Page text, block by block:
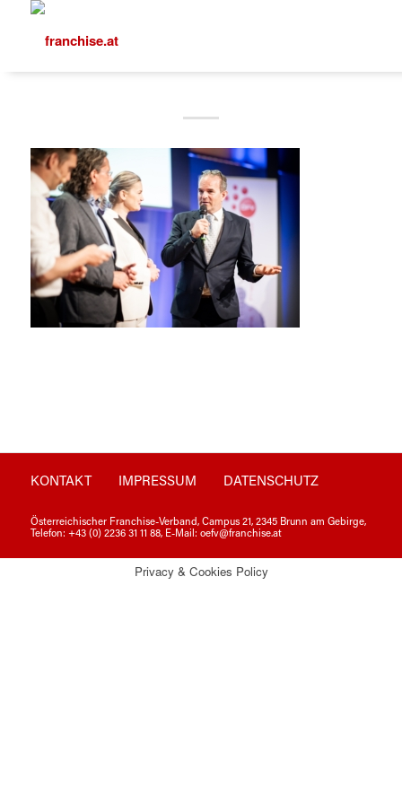
KONTAKT IMPRESSUM DATENSCHUTZ
Österreichischer Franchise-Verband, Campus 21, 2345 Brunn am Gebirge,
Telefon: +43 (0) 2236 31 11 88, E-Mail: oefv@franchise.at
Privacy & Cookies Policy